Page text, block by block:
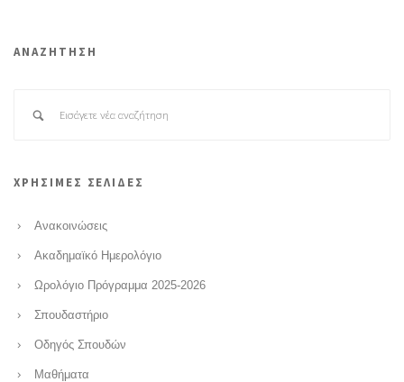
ΑΝΑΖΗΤΗΣΗ
ΧΡΗΣΙΜΕΣ ΣΕΛΙΔΕΣ
Ανακοινώσεις
Ακαδημαϊκό Ημερολόγιο
Ωρολόγιο Πρόγραμμα 2025-2026
Σπουδαστήριο
Οδηγός Σπουδών
Μαθήματα